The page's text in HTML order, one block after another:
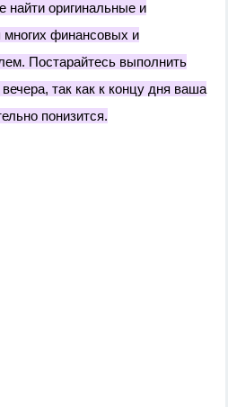
найти оригинальные и
финансовых и
Постарайтесь выполнить
так как к концу дня ваша
понизится.